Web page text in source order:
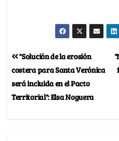
"Solución de la erosión
costera para Santa Verónica
será incluida en el Pacto
Territorial": Elsa Noguera